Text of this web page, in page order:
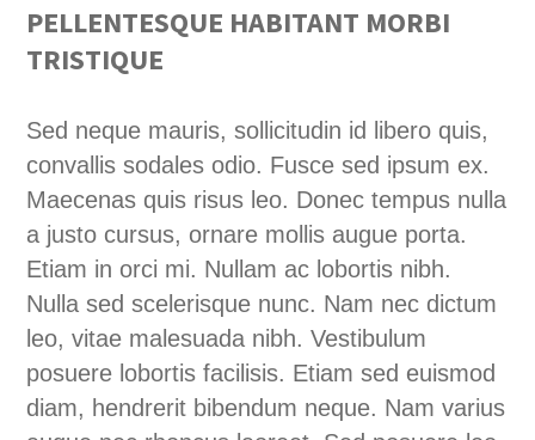
PELLENTESQUE HABITANT MORBI
TRISTIQUE
Sed neque mauris, sollicitudin id libero quis,
convallis sodales odio. Fusce sed ipsum ex.
Maecenas quis risus leo. Donec tempus nulla
a justo cursus, ornare mollis augue porta.
Etiam in orci mi. Nullam ac lobortis nibh.
Nulla sed scelerisque nunc. Nam nec dictum
leo, vitae malesuada nibh. Vestibulum
posuere lobortis facilisis. Etiam sed euismod
diam, hendrerit bibendum neque. Nam varius